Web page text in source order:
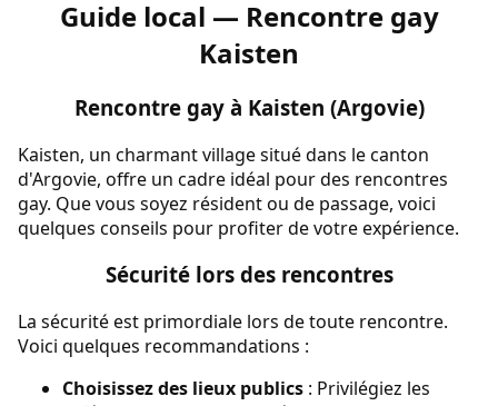
Guide local — Rencontre gay
Kaisten
Rencontre gay à Kaisten (Argovie)
Kaisten, un charmant village situé dans le canton
d'Argovie, offre un cadre idéal pour des rencontres
gay. Que vous soyez résident ou de passage, voici
quelques conseils pour profiter de votre expérience.
Sécurité lors des rencontres
La sécurité est primordiale lors de toute rencontre.
Voici quelques recommandations :
Choisissez des lieux publics : Privilégiez les